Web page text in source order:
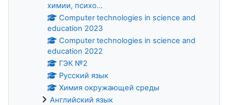
химии, психо...
Computer technologies in science and
education 2023
Computer technologies in science and
education 2022
ГЭК №2
Русский язык
Химия окружающей среды
Английский язык